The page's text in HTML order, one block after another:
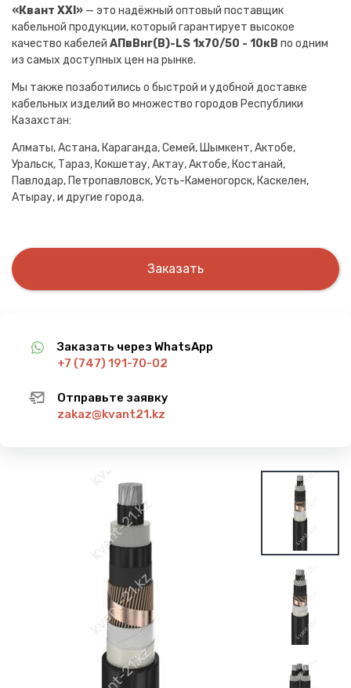
«Квант XXI» — это надёжный оптовый поставщик
кабельной продукции, который гарантирует высокое
качество кабелей АПвВнг(B)-LS 1х70/50 - 10кВ по одним
из самых доступных цен на рынке.
Мы также позаботились о быстрой и удобной доставке
кабельных изделий во множество городов Республики
Казахстан:
Алматы, Астана, Караганда, Семей, Шымкент, Актобе,
Уральск, Тараз, Кокшетау, Актау, Актобе, Костанай,
Павлодар, Петропавловск, Усть-Каменогорск, Каскелен,
Атырау, и другие города.
Заказать
Заказать через WhatsApp
+7 (747) 191-70-02
Отправьте заявку
zakaz@kvant21.kz